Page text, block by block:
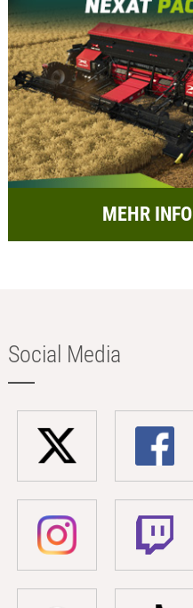
MEHR INFO
Social Media